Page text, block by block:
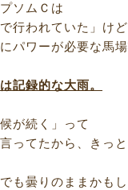
ソムＣは
行われていた」けど
パワーが必要な馬
記録的な大雨。
が続く」って
ってたから、きっと
も曇りのままかもし